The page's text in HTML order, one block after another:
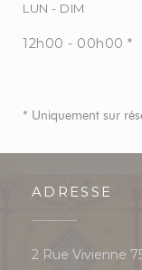
LUN - DIM
12h00 - 00h00 *
* Uniquement sur
ADRESSE
2 Rue Vivienne